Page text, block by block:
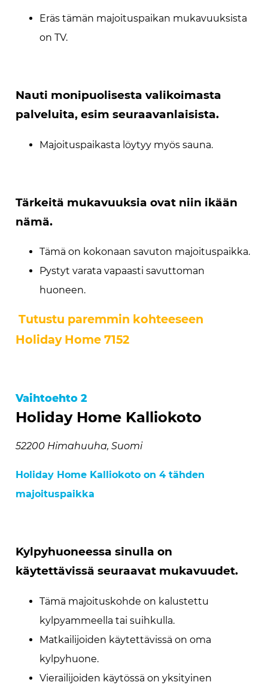
Eräs tämän majoituspaikan mukavuuksista
on TV.
Nauti monipuolisesta valikoimasta
palveluita, esim seuraavanlaisista.
Majoituspaikasta löytyy myös sauna.
Tärkeitä mukavuuksia ovat niin ikään
nämä.
Tämä on kokonaan savuton majoituspaikka.
Pystyt varata vapaasti savuttoman
huoneen.
Tutustu paremmin kohteeseen
Holiday Home 7152
Vaihtoehto 2
Holiday Home Kalliokoto
52200 Himahuuha, Suomi
Holiday Home Kalliokoto on 4 tähden
majoituspaikka
Kylpyhuoneessa sinulla on
käytettävissä seuraavat mukavuudet.
Tämä majoituskohde on kalustettu
kylpyammeella tai suihkulla.
Matkailijoiden käytettävissä on oma
kylpyhuone.
Vierailijoiden käytössä on yksityinen